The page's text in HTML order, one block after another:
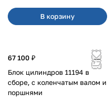
В корзину
67 100 ₽
Блок цилиндров 11194 в
сборе, с коленчатым валом и
поршнями